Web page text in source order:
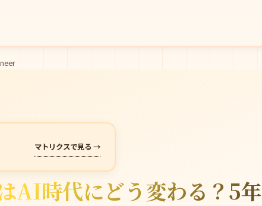
マトリクスで見る →
AI時代にどう変わる？5年